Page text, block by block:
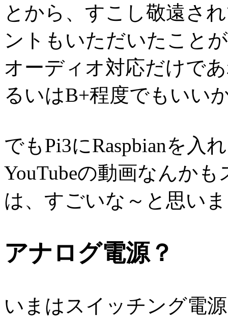
とから、すこし敬遠さ
ントもいただいたこと
オーディオ対応だけで
るいはB+程度でもいい
でもPi3にRaspbianを入
YouTubeの動画なんか
は、すごいな～と思い
アナログ電源？
いまはスイッチング電